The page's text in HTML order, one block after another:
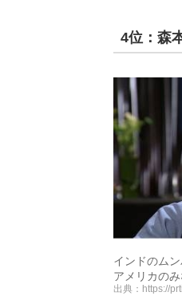
4位：森
インドのム
アメリカの
出典： https://